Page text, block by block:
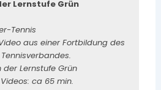
Lernstufe Grün
Tennis
aus einer Fortbildung des
der Lernstufe Grün
ca 65 min.